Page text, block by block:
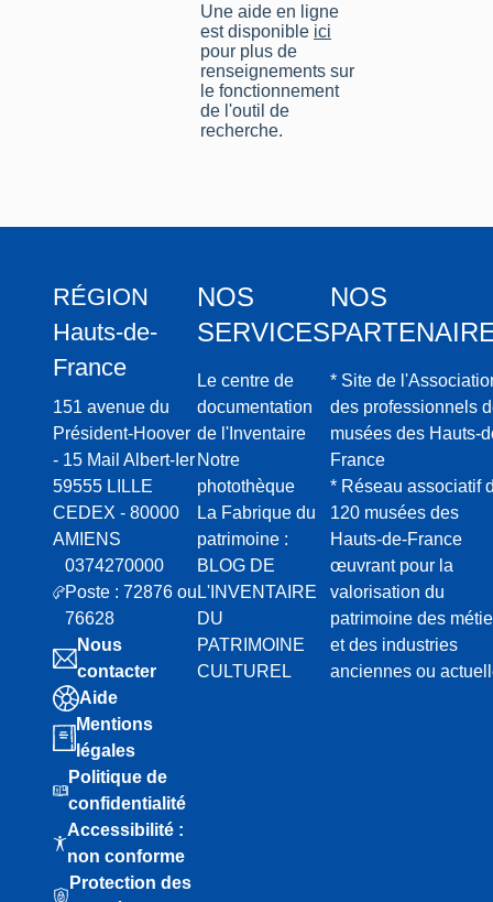
Une aide en ligne
est disponible ici
pour plus de
renseignements sur
le fonctionnement
de l'outil de
recherche.
RÉGION
Hauts-de-
France
151 avenue du
Président-Hoover
- 15 Mail Albert-Ier
59555 LILLE
CEDEX - 80000
AMIENS
0374270000
Poste : 72876 ou
76628
Nous
contacter
Aide
Mentions
légales
Politique de
confidentialité
Accessibilité :
non conforme
Protection des
NOS
SERVICES
Le centre de
documentation
de l'Inventaire
Notre
photothèque
La Fabrique du
patrimoine :
BLOG DE
L'INVENTAIRE
DU
PATRIMOINE
CULTUREL
NOS
* Site de
des professionnels
musées des Hauts-
France
* Réseau associatif
120 musées des
Hauts-de-France
œuvrant pour la
valorisation du
patrimoine des
et des industries
anciennes ou